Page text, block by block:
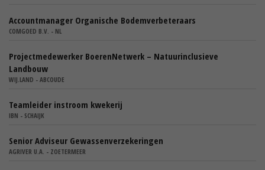
Accountmanager Organische Bodemverbeteraars
COMGOED B.V. - NL
Projectmedewerker BoerenNetwerk – Natuurinclusieve
Landbouw
WIJ.LAND - ABCOUDE
Teamleider instroom kwekerij
IBN - SCHAIJK
Senior Adviseur Gewassenverzekeringen
AGRIVER U.A. - ZOETERMEER